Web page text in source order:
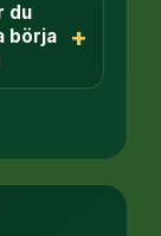
du
börja
+